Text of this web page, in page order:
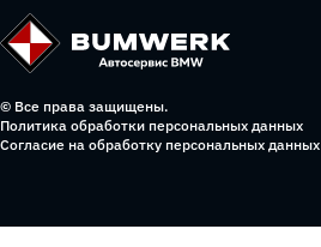
© Все права защищены.
Политика обработки персональных данных
Согласие на обработку персональных данных